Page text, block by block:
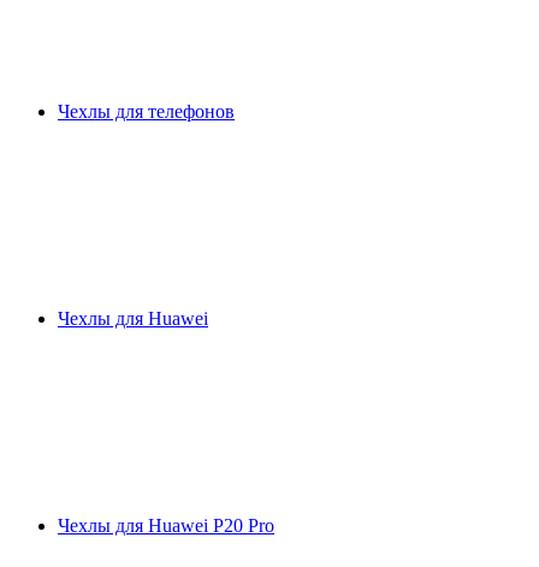
Чехлы для телефонов
Чехлы для Huawei
Чехлы для Huawei P20 Pro